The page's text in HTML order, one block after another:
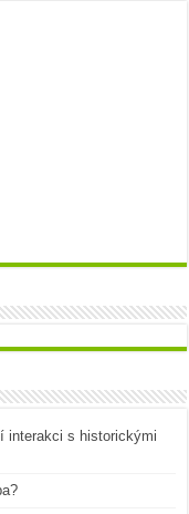
interakci s historickými